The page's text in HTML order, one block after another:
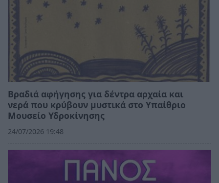
Βραδιά αφήγησης για δέντρα αρχαία και
νερά που κρύβουν μυστικά στο Υπαίθριο
Μουσείο Υδροκίνησης
24/07/2026 19:48